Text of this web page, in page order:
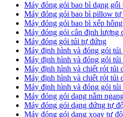
Máy đóng gói bao bì dạng gối
Máy đóng gói bao bì pillow tự
Máy đóng gói bao bì xếp
Máy đóng gói cân định lượng
Máy đóng gói túi tự đứng
Máy định hình và đóng gói túi
Máy định hình và đóng gói túi
Máy định hình và chiết rót túi
Máy định hình và chiết rót túi
Máy định hình và đóng gói túi
Máy đóng gói dạng nằm
Máy đóng gói dạng đứng tự
Máy đóng gói dạng xoay tự